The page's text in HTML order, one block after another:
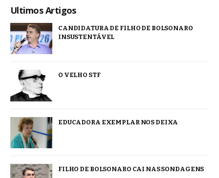
Ultimos Artigos
CANDIDATURA DE FILHO DE BOLSONARO
INSUSTENTÁVEL
O VELHO STF
EDUCADORA EXEMPLAR NOS DEIXA
FILHO DE BOLSONARO CAI NAS SONDAGENS